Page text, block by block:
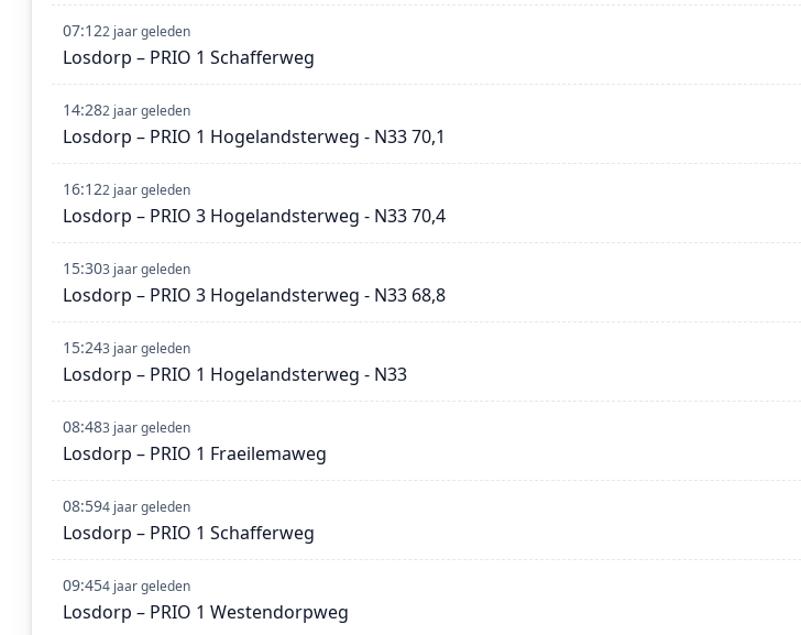
07:122 jaar geleden
Losdorp – PRIO 1 Schafferweg
14:282 jaar geleden
Losdorp – PRIO 1 Hogelandsterweg - N33 70,1
16:122 jaar geleden
Losdorp – PRIO 3 Hogelandsterweg - N33 70,4
15:303 jaar geleden
Losdorp – PRIO 3 Hogelandsterweg - N33 68,8
15:243 jaar geleden
Losdorp – PRIO 1 Hogelandsterweg - N33
08:483 jaar geleden
Losdorp – PRIO 1 Fraeilemaweg
08:594 jaar geleden
Losdorp – PRIO 1 Schafferweg
09:454 jaar geleden
Losdorp – PRIO 1 Westendorpweg